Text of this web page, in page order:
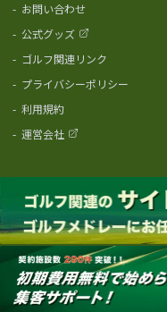
- お問い合わせ
- 公式グッズ
- ゴルフ関連リンク
- プライバシーポリシー
- 利用規約
- 運営会社